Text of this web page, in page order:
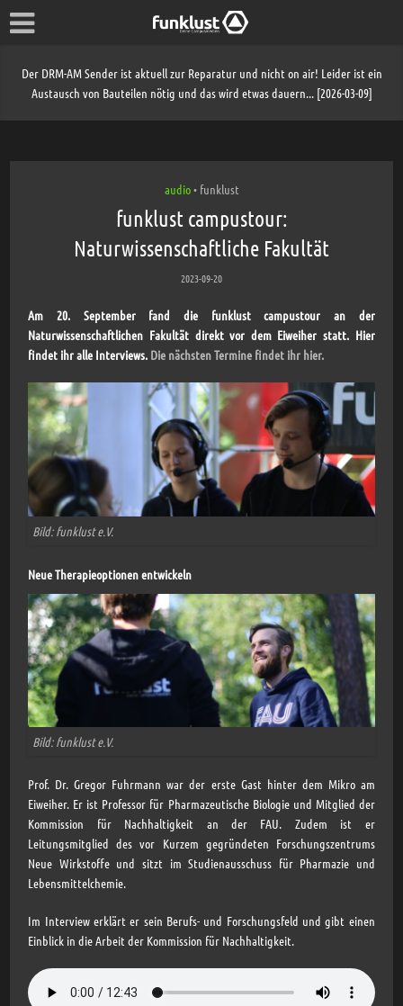
Der DRM-AM Sender ist aktuell zur Reparatur und nicht on air! Leider ist ein
Austausch von Bauteilen nötig und das wird etwas dauern... [2026-03-09]
audio • funklust
funklust campustour:
Naturwissenschaftliche Fakultät
2023-09-20
Am 20. September fand die funklust campustour an der
Naturwissenschaftlichen Fakultät direkt vor dem Eiweiher statt. Hier
findet ihr alle Interviews. Die nächsten Termine findet ihr hier.
Bild: funklust e.V.
Neue Therapieoptionen entwickeln
Bild: funklust e.V.
Prof. Dr. Gregor Fuhrmann war der erste Gast hinter dem Mikro am
Eiweiher. Er ist Professor für Pharmazeutische Biologie und Mitglied der
Kommission für Nachhaltigkeit an der FAU. Zudem ist er
Leitungsmitglied des vor Kurzem gegründeten Forschungszentrums
Neue Wirkstoffe und sitzt im Studienausschuss für Pharmazie und
Lebensmittelchemie.
Im Interview erklärt er sein Berufs- und Forschungsfeld und gibt einen
Einblick in die Arbeit der Kommission für Nachhaltigkeit.